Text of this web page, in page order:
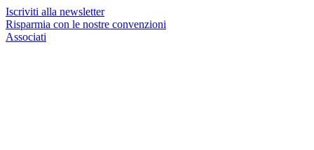
Iscriviti alla newsletter
Risparmia con le nostre convenzioni
Associati